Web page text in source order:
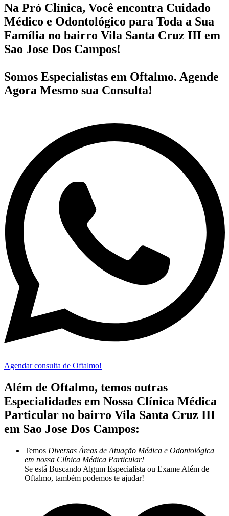
Na Pró Clínica, Você encontra Cuidado
Médico e Odontológico para Toda a Sua
Família no bairro Vila Santa Cruz III em
Sao Jose Dos Campos!
Somos Especialistas em Oftalmo. Agende
Agora Mesmo sua Consulta!
Agendar consulta de Oftalmo!
Além de Oftalmo, temos outras
Especialidades em Nossa Clínica Médica
Particular no bairro Vila Santa Cruz III
em Sao Jose Dos Campos:
Temos Diversas Áreas de Atuação Médica e Odontológica
em nossa Clínica Médica Particular!
Se está Buscando Algum Especialista ou Exame Além de
Oftalmo, também podemos te ajudar!